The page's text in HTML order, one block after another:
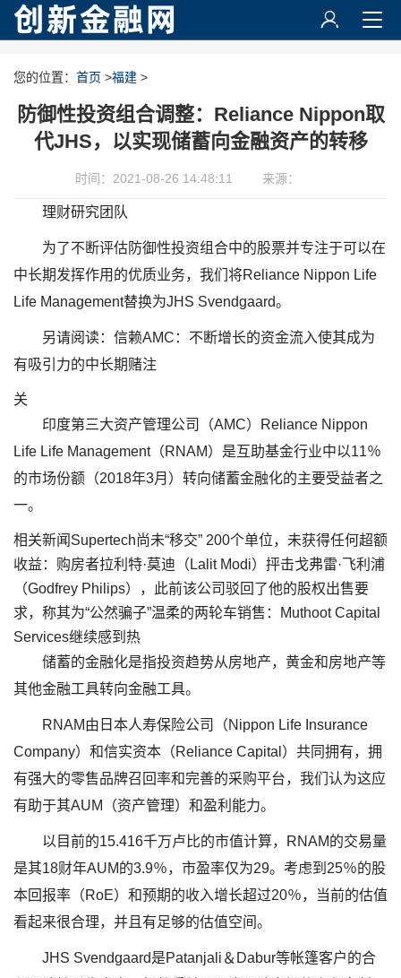
您的位置： 首页 >福建 >
防御性投资组合调整：Reliance Nippon取
代JHS，以实现储蓄向金融资产的转移
时间：2021-08-26 14:48:11 来源：
理财研究团队
为了不断评估防御性投资组合中的股票并专注于可以在
中长期发挥作用的优质业务，我们将Reliance Nippon Life
Life Management替换为JHS Svendgaard。
另请阅读：信赖AMC：不断增长的资金流入使其成为
有吸引力的中长期赌注
关
印度第三大资产管理公司（AMC）Reliance Nippon
Life Life Management（RNAM）是互助基金行业中以11％
的市场份额（2018年3月）转向储蓄金融化的主要受益者之
一。
相关新闻Supertech尚未“移交” 200个单位，未获得任何超额
收益：购房者拉利特·莫迪（Lalit Modi）抨击戈弗雷·飞利浦
（Godfrey Philips），此前该公司驳回了他的股权出售要
求，称其为“公然骗子”温柔的两轮车销售：Muthoot Capital
Services继续感到热
储蓄的金融化是指投资趋势从房地产，黄金和房地产等
其他金融工具转向金融工具。
RNAM由日本人寿保险公司（Nippon Life Insurance
Company）和信实资本（Reliance Capital）共同拥有，拥
有强大的零售品牌召回率和完善的采购平台，我们认为这应
有助于其AUM（资产管理）和盈利能力。
以目前的15.416千万卢比的市值计算，RNAM的交易量
是其18财年AUM的3.9％，市盈率仅为29。考虑到25％的股
本回报率（RoE）和预期的收入增长超过20％，当前的估值
看起来很合理，并且有足够的估值空间。
JHS Svendgaard是Patanjali＆Dabur等帐篷客户的合